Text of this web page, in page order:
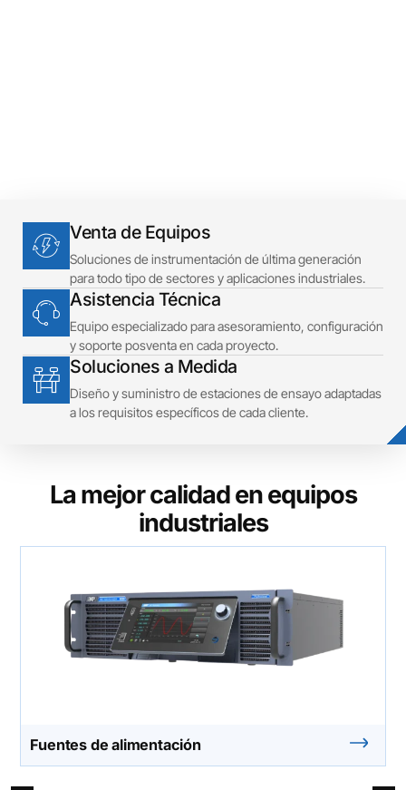
Venta de Equipos
Soluciones de instrumentación de última generación
para todo tipo de sectores y aplicaciones industriales.
Asistencia Técnica
Equipo especializado para asesoramiento, configuración
y soporte posventa en cada proyecto.
Soluciones a Medida
Diseño y suministro de estaciones de ensayo adaptadas
a los requisitos específicos de cada cliente.
La mejor calidad en equipos
industriales
Fuentes de alimentación